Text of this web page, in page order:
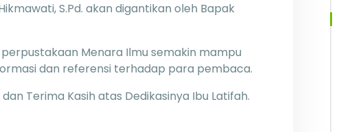
S.Pd. akan digantikan oleh Bapak
Menara Ilmu semakin mampu
dan referensi terhadap para pembaca.
Terima Kasih atas Dedikasinya Ibu Latifah.